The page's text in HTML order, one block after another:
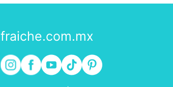
fraiche.com.mx